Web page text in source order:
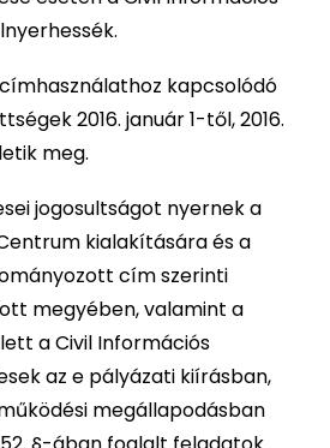
kapcsolódó
2016. január 1-től, 2016.
meg.
jogosultságot nyernek a
kialakítására és a
cím szerinti
megyében, valamint a
a Civil Információs
az e pályázati kiírásban,
megállapodásban